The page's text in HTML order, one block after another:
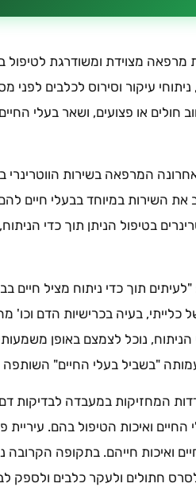
6 בפתח תקוה קיימת מרפאה מצוידת ומשודרגת
עיקור וסירוס לכלבים לפני
או פצועים, ושאר בעלי החיים,
המרפאה בשירות הווטרינרי
השירות במיוחד בבעלי חיים להם
בטיפול הניתן תוך כדי
תוך כדי ניתוח מציל חיים
כלייתי, בעיה בכרישיות הדם וכו'
נוכל לצמצם באופן משמעותי
"בשביל בעלי החיים" השותפה
המחזיקות במעבדה לבדיקות
החיים ואיכות הטיפול בהם.
ואיכות חייהם. בתקופה הקרובה
חתולים ולעקר כלבים ולספק